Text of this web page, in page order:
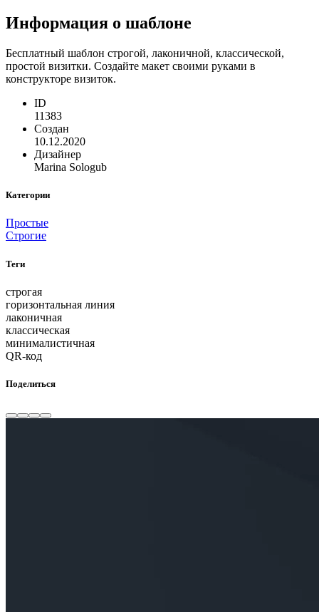
Информация о шаблоне
Бесплатный шаблон строгой, лаконичной, классической,
простой визитки. Создайте макет своими руками в
конструкторе визиток.
ID
11383
Создан
10.12.2020
Дизайнер
Marina Sologub
Категории
Простые
Строгие
Теги
строгая
горизонтальная линия
лаконичная
классическая
минималистичная
QR-код
Поделиться